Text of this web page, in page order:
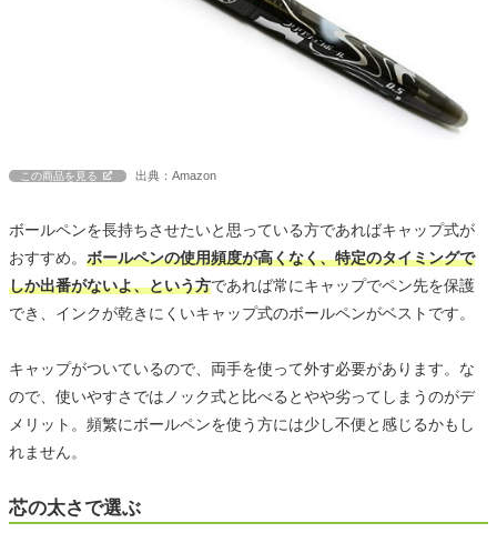
この商品を見る 出典：Amazon
ボールペンを長持ちさせたいと思っている方であればキャップ式が
おすすめ。 ボールペンの使用頻度が高くなく、特定のタイミングで
しか出番がないよ、という方であれば常にキャップでペン先を保護
でき、インクが乾きにくいキャップ式のボールペンがベストです。
キャップがついているので、両手を使って外す必要があります。な
ので、使いやすさではノック式と比べるとやや劣ってしまうのがデ
メリット。頻繁にボールペンを使う方には少し不便と感じるかもし
れません。
芯の太さで選ぶ